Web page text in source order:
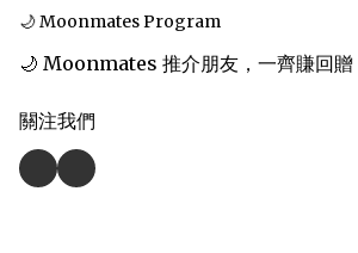
🌙 Moonmates Program
🌙 Moonmates 推介朋友，一齊賺回贈
關注我們